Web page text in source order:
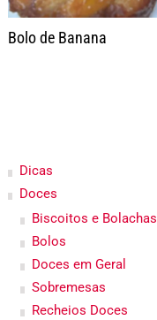
Bolo de Banana
Dicas
Doces
Biscoitos e Bolachas
Bolos
Doces em Geral
Sobremesas
Recheios Doces